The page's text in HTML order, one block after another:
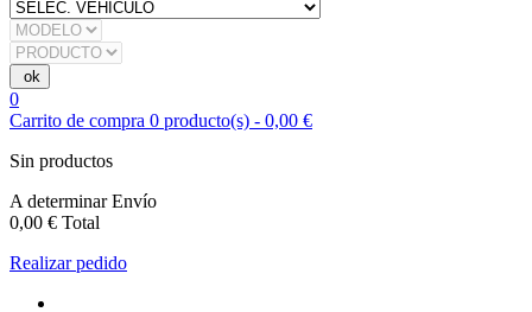
0
Carrito de compra 0 producto(s) - 0,00 €
Sin productos
A determinarEnvío
0,00 € Total
Realizar pedido